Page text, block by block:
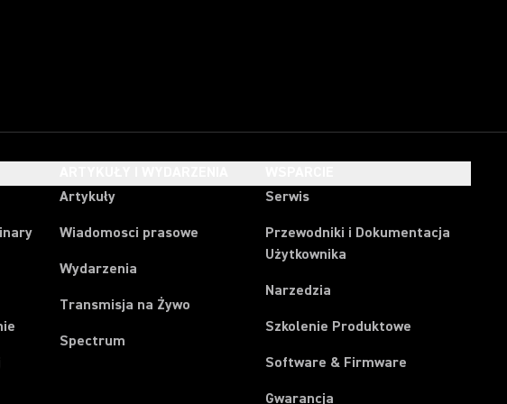
Artykuły
Wiadomosci prasowe
Wydarzenia
Transmisja na Żywo
Spectrum
Serwis
Przewodniki i Dokumentacja
Użytkownika
Narzedzia
Szkolenie Produktowe
Software & Firmware
Gwarancja